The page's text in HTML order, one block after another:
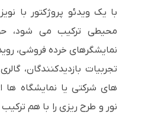
با یک ویدئو پروژکتور با
محیطی ترکیب می شود،
نمایشگرهای خرده فروشی،
تجربیات بازدیدکنندگان،
نور و طرح ریزی را با هم